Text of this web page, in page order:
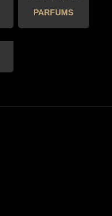
PARFUMS